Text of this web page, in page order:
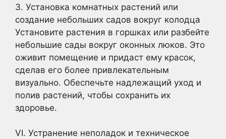
3. Установка комнатных растений или
создание небольших садов вокруг колодца
Установите растения в горшках или разбейте
небольшие сады вокруг оконных люков. Это
оживит помещение и придаст ему красок,
сделав его более привлекательным
визуально. Обеспечьте надлежащий уход и
полив растений, чтобы сохранить их
здоровье.
VI. Устранение неполадок и техническое